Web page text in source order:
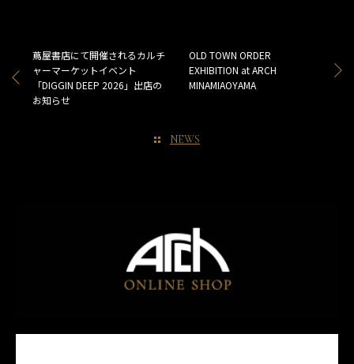
蔦屋書店にて開催されるカルチ
ャーマーケットイベント
「DIGGIN DEEP 2026」出店の
お知らせ
OLD TOWN ORDER
EXHIBITION at ARCH
MINAMIAOYAMA
NEWS